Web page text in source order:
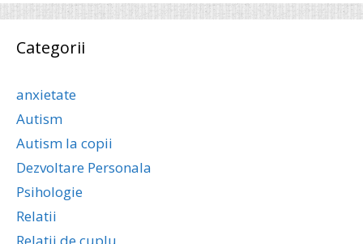
Categorii
anxietate
Autism
Autism la copii
Dezvoltare Personala
Psihologie
Relatii